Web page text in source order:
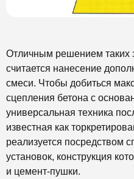
Отличным решением таких
считается нанесение
смеси. Чтобы добиться
сцепления бетона с
универсальная техника
известная как
реализуется посредством
установок, конструкция
и цемент-пушки.